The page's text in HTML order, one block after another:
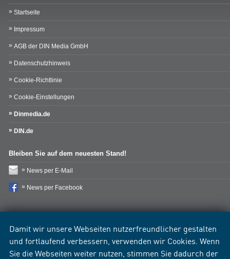
Damit wir unsere Webseiten nutzerfreundlicher gestalten
und fortlaufend verbessern, verwenden wir Cookies. Wenn
Sie die Webseiten weiter nutzen, stimmen Sie dadurch der
Startseite
Impressum
AGB der DIN Media GmbH
Datenschutzhinweis
Cookie-Richtlinie
Cookie-Einstellungen
Dinmedia.de
DIN.de
Bleiben Sie auf dem neuesten Stand!
News per E-Mail
News per Facebook